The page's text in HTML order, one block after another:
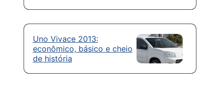
Uno Vivace 2013:
econômico, básico e cheio
de história